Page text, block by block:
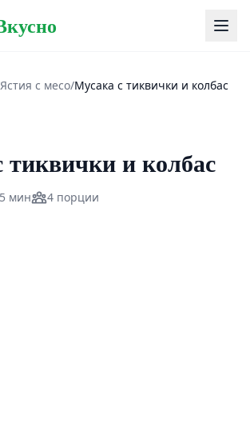
Ястия с месо/Мусака с тиквички и колбас
и колбас
мин 4 порции